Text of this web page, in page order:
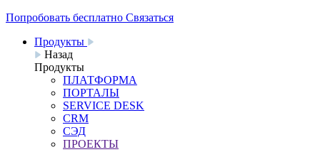
Попробовать бесплатно Связаться
Продукты
Назад
Продукты
ПЛАТФОРМА
ПОРТАЛЫ
SERVICE DESK
CRM
СЭД
ПРОЕКТЫ